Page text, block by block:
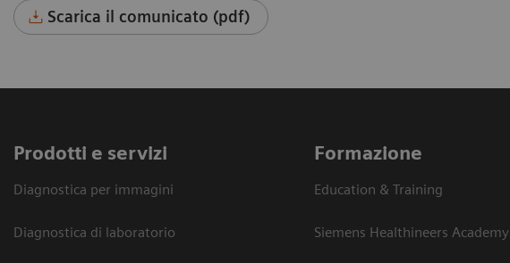
Scarica il comunicato (pdf)
Prodotti e servizi
Diagnostica per immagini
Diagnostica di laboratorio
Formazione
Education & Training
Siemens Healthineers Academy